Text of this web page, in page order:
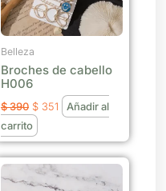
Belleza
Broches de cabello
H006
$390 $ 351
Añadir al
carrito